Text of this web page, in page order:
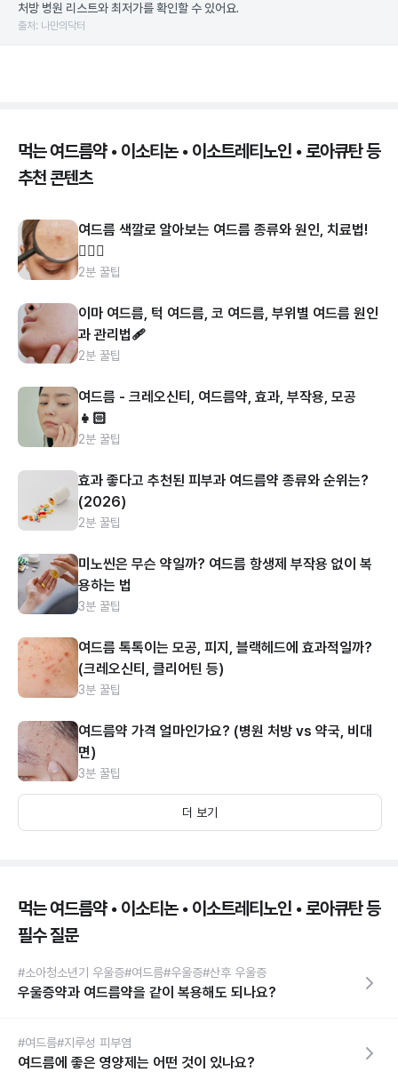
처방 병원 리스트와 최저가를 확인할 수 있어요.
출처: 나만의닥터
먹는 여드름약 • 이소티논 • 이소트레티노인 • 로아큐탄 등
추천 콘텐츠
여드름 색깔로 알아보는 여드름 종류와 원인, 치료법!
👩🏻‍⚕️
2분 꿀팁
이마 여드름, 턱 여드름, 코 여드름, 부위별 여드름 원인
과 관리법🩹
2분 꿀팁
여드름 - 크레오신티, 여드름약, 효과, 부작용, 모공
👧🏻
2분 꿀팁
효과 좋다고 추천된 피부과 여드름약 종류와 순위는?
(2026)
2분 꿀팁
미노씬은 무슨 약일까? 여드름 항생제 부작용 없이 복
용하는 법
3분 꿀팁
여드름 톡톡이는 모공, 피지, 블랙헤드에 효과적일까?
(크레오신티, 클리어틴 등)
3분 꿀팁
여드름약 가격 얼마인가요? (병원 처방 vs 약국, 비대
면)
3분 꿀팁
더 보기
먹는 여드름약 • 이소티논 • 이소트레티노인 • 로아큐탄 등
필수 질문
#소아청소년기 우울증#여드름#우울증#산후 우울증
우울증약과 여드름약을 같이 복용해도 되나요?
#여드름#지루성 피부염
여드름에 좋은 영양제는 어떤 것이 있나요?